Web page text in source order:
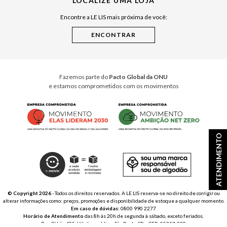
ATENDIMENTO
Cuidados CasaEncontre a LE LIS mais próxima de você:
Fazemos parte do Pacto Global da ONU
e estamos comprometidos com os movimentos
© Copyright 2026- Todos os direitos reservados. A LE LIS reserva-se no direito de corrigir ou
alterar informações como: preços, promoções e disponibilidade de estoque a qualquer momento.
Em caso de dúvidas: 0800 990 2277
Horário de Atendimento das 8h às 20h de segunda à sábado, exceto feriados.
Rua Othão 405, Vila Leopoldina, São Paulo, SP – CEP: 05313-020